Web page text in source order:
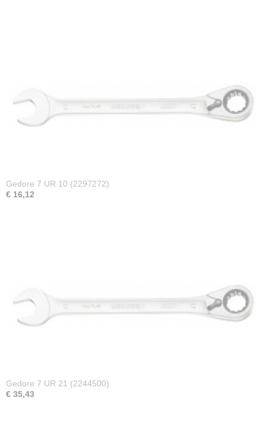
Gedore 7 UR 10 (2297272)
€ 16,12
Gedore 7 UR 21 (2244500)
€ 35,43